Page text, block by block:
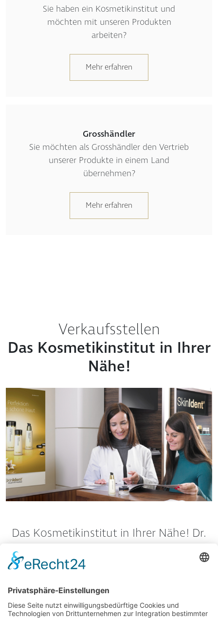
möchten mit unseren Produkten
arbeiten?
Mehr erfahren
Sie möchten als Grosshändler den Vertrieb
unserer Produkte in einem Land
übernehmen?
Mehr erfahren
Das Kosmetikinstitut in Ihrer
Nähe!
Baumann SkinIdent Produkte werden
Schönheitsfarmen angeboten.
Mehr erfahren